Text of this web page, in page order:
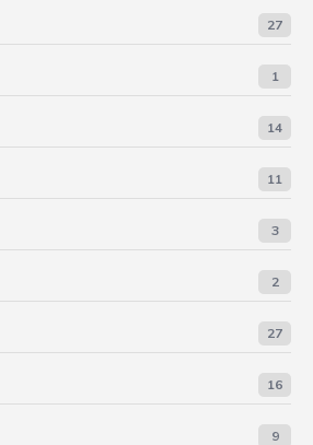
27
1
14
11
3
2
27
16
9